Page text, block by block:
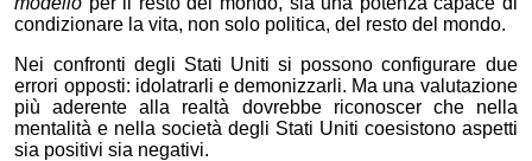
condizionare la vita, non solo politica, del resto del mondo.
Nei confronti degli Stati Uniti si possono configurare due
errori opposti: idolatrarli e demonizzarli. Ma una valutazione
più aderente alla realtà dovrebbe riconoscer che nella
mentalità e nella società degli Stati Uniti coesistono aspetti
sia positivi sia negativi.